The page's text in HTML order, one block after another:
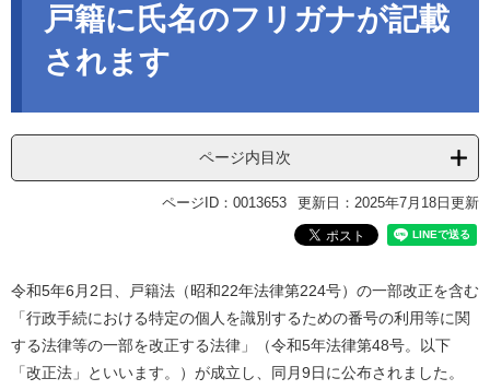
戸籍に氏名のフリガナが記載
されます
ページ内目次
ページID：0013653 更新日：2025年7月18日更新
令和5年6月2日、戸籍法（昭和22年法律第224号）の一部改正を含む
「行政手続における特定の個人を識別するための番号の利用等に関
する法律等の一部を改正する法律」（令和5年法律第48号。以下
「改正法」といいます。）が成立し、同月9日に公布されました。